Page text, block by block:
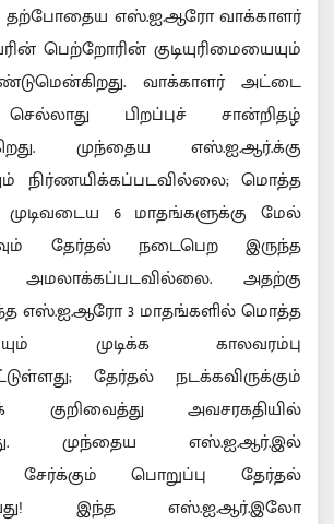
தற்போதைய எஸ்.ஐ.ஆரோ வாக்காளர்
பெற்றோரின் குடியுரிமையையும்
வாக்காளர் அட்டை
பிறப்புச் சான்றிதழ்
முந்தைய எஸ்.ஐ.ஆர்.க்கு
நிர்ணயிக்கப்படவில்லை; மொத்த
முடிவடைய 6 மாதங்களுக்கு மேல்
தேர்தல் நடைபெற இருந்த
அமலாக்கப்படவில்லை. அதற்கு
எஸ்.ஐ.ஆரோ 3 மாதங்களில் மொத்த
முடிக்க காலவரம்பு
தேர்தல் நடக்கவிருக்கும்
குறிவைத்து அவசரகதியில்
முந்தைய எஸ்.ஐ.ஆர்.இல்
சேர்க்கும் பொறுப்பு தேர்தல்
இந்த எஸ்.ஐ.ஆர்.இலோ